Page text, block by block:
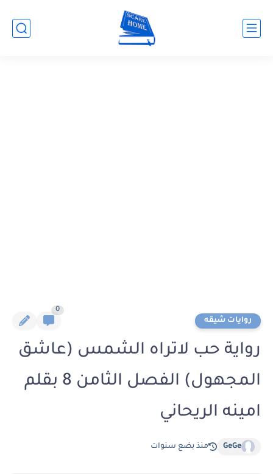
روايات شيقه
0
رواية حب لاتراه الشمس (عاشق
المجهول) الفصل الثامن 8 بقلم
امينه الريحاني
GeGe منذ بضع سنوات